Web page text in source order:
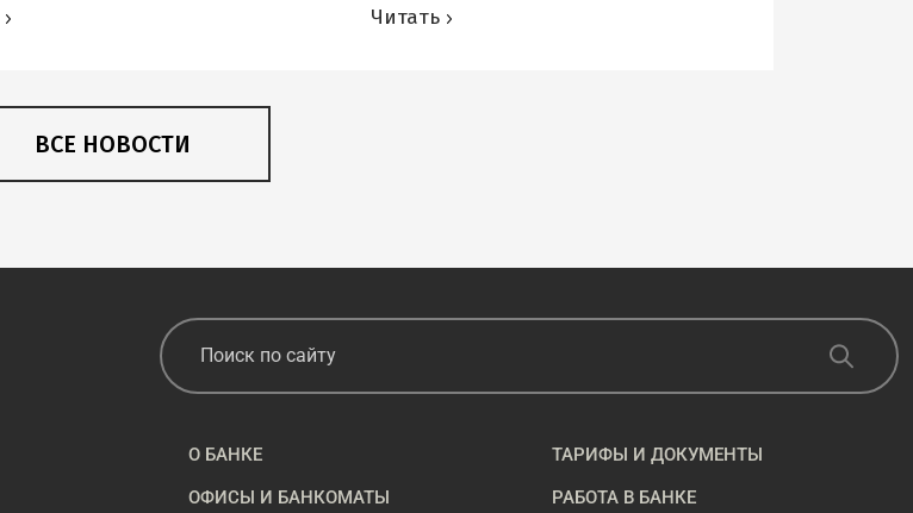
иностранных валютах.
Читать
ВСЕ НОВОСТИ
О БАНКЕ
ОФИСЫ И БАНКОМАТЫ
ТАРИФЫ И ДОКУМЕНТЫ
РАБОТА В БАНКЕ